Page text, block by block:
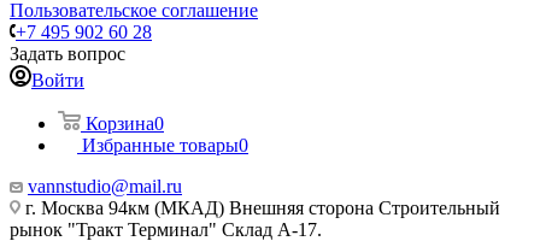
Пользовательское соглашение
+7 495 902 60 28
Задать вопрос
Войти
Корзина0
Избранные товары0
vannstudio@mail.ru
г. Москва 94км (МКАД) Внешняя сторона Строительный
рынок "Тракт Терминал" Склад А-17.